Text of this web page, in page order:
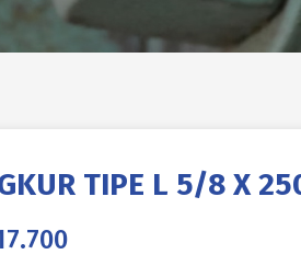
TIPE L 5/8 X